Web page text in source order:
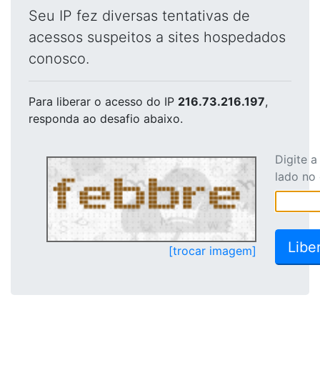
Seu IP fez diversas tentativas de
acessos suspeitos a sites hospedados
conosco.
Para liberar o acesso do IP 216.73.216.197,
responda ao desafio abaixo.
[trocar imagem]
Digite
lado no